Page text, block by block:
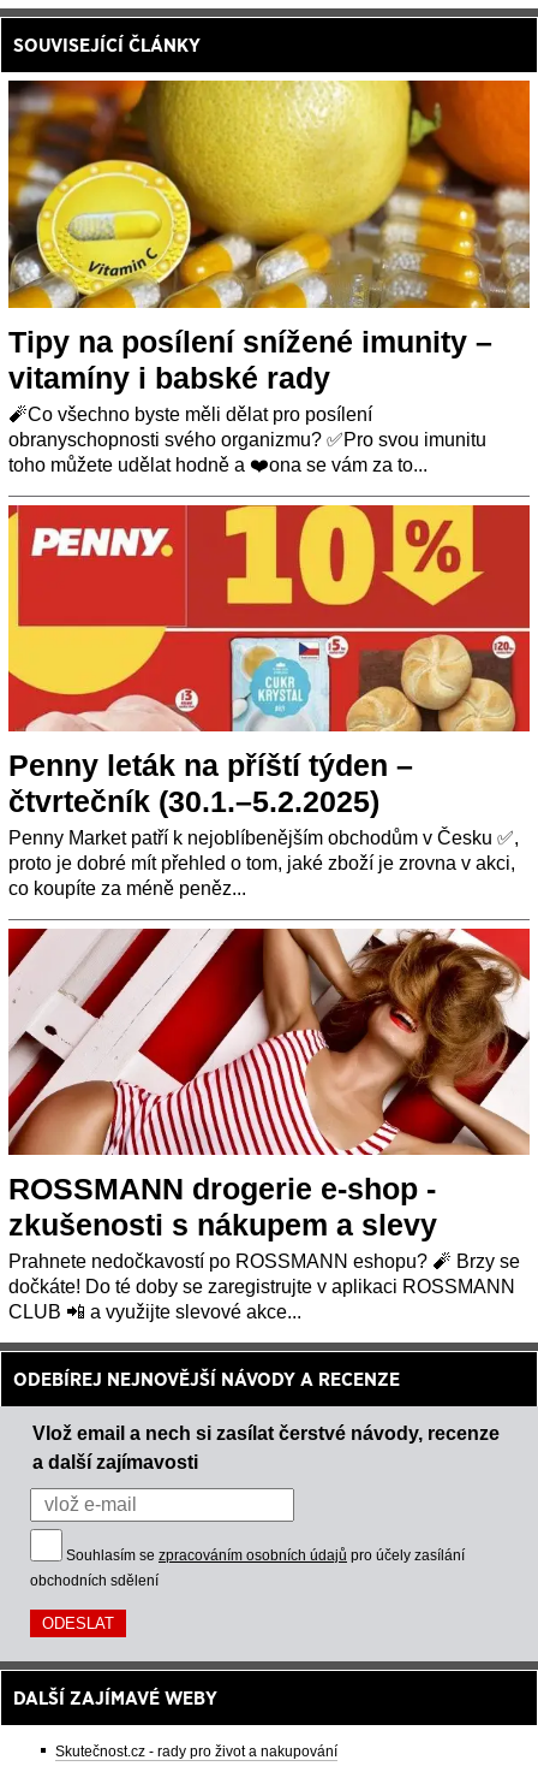
SOUVISEJÍCÍ ČLÁNKY
Tipy na posílení snížené imunity –
vitamíny i babské rady
🧨Co všechno byste měli dělat pro posílení
obranyschopnosti svého organizmu? ✅Pro svou imunitu
toho můžete udělat hodně a ❤️ona se vám za to...
Penny leták na příští týden –
čtvrtečník (30.1.–5.2.2025)
Penny Market patří k nejoblíbenějším obchodům v Česku ✅,
proto je dobré mít přehled o tom, jaké zboží je zrovna v akci,
co koupíte za méně peněz...
ROSSMANN drogerie e-shop -
zkušenosti s nákupem a slevy
Prahnete nedočkavostí po ROSSMANN eshopu? 🧨 Brzy se
dočkáte! Do té doby se zaregistrujte v aplikaci ROSSMANN
CLUB 📲 a využijte slevové akce...
ODEBÍREJ NEJNOVĚJŠÍ NÁVODY A RECENZE
Vlož email a nech si zasílat čerstvé návody, recenze
a další zajímavosti
Souhlasím se zpracováním osobních údajů pro účely zasílání
obchodních sdělení
DALŠÍ ZAJÍMAVÉ WEBY
Skutečnost.cz - rady pro život a nakupování